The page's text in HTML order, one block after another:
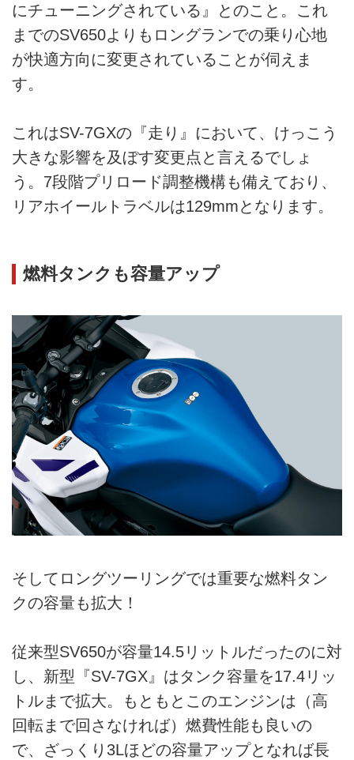
にチューニングされている』とのこと。これ
までのSV650よりもロングランでの乗り心地
が快適方向に変更されていることが伺えま
す。
これはSV-7GXの『走り』において、けっこう
大きな影響を及ぼす変更点と言えるでしょ
う。7段階プリロード調整機構も備えており、
リアホイールトラベルは129mmとなります。
燃料タンクも容量アップ
そしてロングツーリングでは重要な燃料タン
クの容量も拡大！
従来型SV650が容量14.5リットルだったのに対
し、新型『SV-7GX』はタンク容量を17.4リッ
トルまで拡大。もともとこのエンジンは（高
回転まで回さなければ）燃費性能も良いの
で、ざっくり3Lほどの容量アップとなれば長